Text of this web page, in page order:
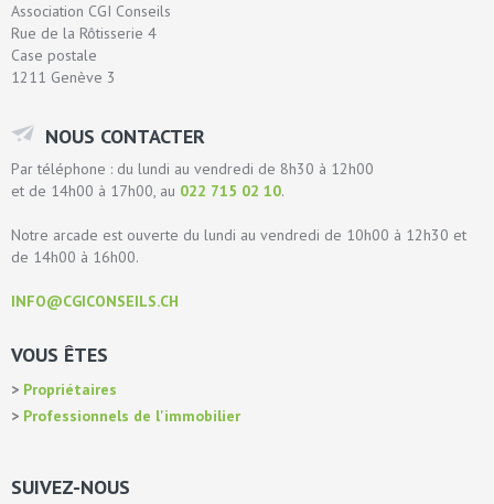
Association CGI Conseils
Rue de la Rôtisserie 4
Case postale
1211 Genève 3
NOUS CONTACTER
Par téléphone : du lundi au vendredi de 8h30 à 12h00
et de 14h00 à 17h00, au 022 715 02 10.
Notre arcade est ouverte du lundi au vendredi de 10h00 à 12h30 et
de 14h00 à 16h00.
INFO@CGICONSEILS.CH
VOUS ÊTES
Propriétaires
Professionnels de l'immobilier
SUIVEZ-NOUS